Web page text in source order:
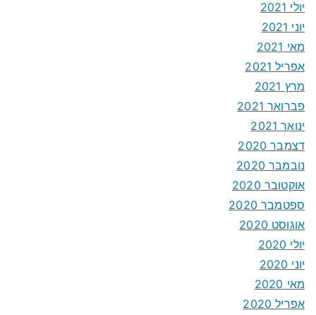
יולי 2021
יוני 2021
מאי 2021
אפריל 2021
מרץ 2021
פברואר 2021
ינואר 2021
דצמבר 2020
נובמבר 2020
אוקטובר 2020
ספטמבר 2020
אוגוסט 2020
יולי 2020
יוני 2020
מאי 2020
אפריל 2020